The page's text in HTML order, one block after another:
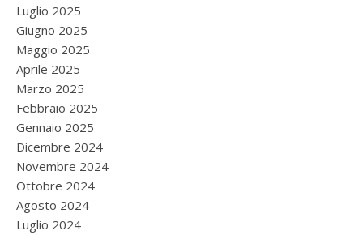
Luglio 2025
Giugno 2025
Maggio 2025
Aprile 2025
Marzo 2025
Febbraio 2025
Gennaio 2025
Dicembre 2024
Novembre 2024
Ottobre 2024
Agosto 2024
Luglio 2024